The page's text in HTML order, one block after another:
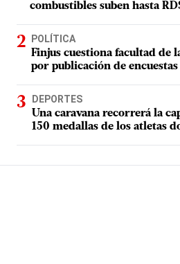
combustibles suben hasta
POLÍTICA
Finjus cuestiona facultad de
por publicación de encuestas
DEPORTES
Una caravana recorrerá la
150 medallas de los atletas